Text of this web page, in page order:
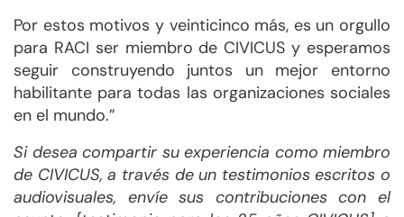
Por estos motivos y veinticinco más, es un orgullo
para RACI ser miembro de CIVICUS y esperamos
seguir construyendo juntos un mejor entorno
habilitante para todas las organizaciones sociales
en el mundo.”
Si desea compartir su experiencia como miembro
de CIVICUS, a través de un testimonios escritos o
audiovisuales, envíe sus contribuciones con el